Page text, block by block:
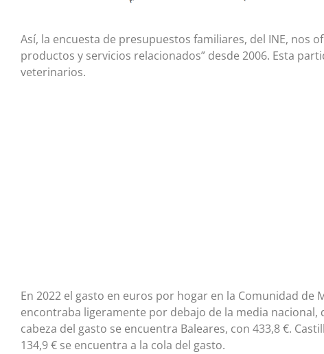
Así, la encuesta de presupuestos familiares, del INE, nos
productos y servicios relacionados” desde 2006. Esta
veterinarios.
En 2022 el gasto en euros por hogar en la Comunidad de
encontraba ligeramente por debajo de la media nacional,
cabeza del gasto se encuentra Baleares, con 433,8 €.
134,9 € se encuentra a la cola del gasto.